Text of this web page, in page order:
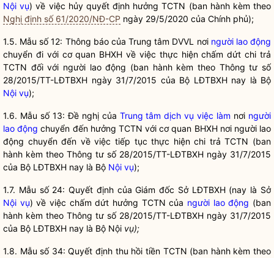
Nội vụ) về việc hủy quyết định hưởng TCTN (ban hành kèm theo
Nghị định số 61/2020/NĐ-CP ngày 29/5/2020 của Chính phủ);
1.5. Mẫu số 12: Thông báo của Trung tâm DVVL nơi người lao động
chuyển đi với cơ quan BHXH về việc thực hiện chấm dứt chi trả
TCTN đối với người lao động (ban hành kèm theo Thông tư số
28/2015/TT-LĐTBXH ngày 31/7/2015 của Bộ LĐTBXH nay là Bộ
Nội vụ);
1.6. Mẫu số 13: Đề nghị của Trung tâm dịch vụ việc làm nơi người
lao động chuyển đến hưởng TCTN với cơ quan BHXH nơi người lao
động chuyển đến về việc tiếp tục thực hiện chi trả TCTN (ban
hành kèm theo Thông tư số 28/2015/TT-LĐTBXH ngày 31/7/2015
của Bộ LĐTBXH nay là Bộ Nội vụ);
1.7. Mẫu số 24: Quyết định của Giám đốc Sở LĐTBXH (nay là Sở
Nội vụ) về việc chấm dứt hưởng TCTN của người lao động (ban
hành kèm theo Thông tư số 28/2015/TT-LĐTBXH ngày 31/7/2015
của Bộ LĐTBXH nay là Bộ Nội vụ);
1.8. Mẫu số 34: Quyết định thu hồi tiền TCTN (ban hành kèm theo